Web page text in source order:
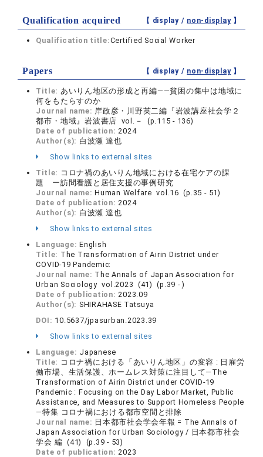
Qualification acquired 【 display / non-display】
Qualification title:Certified Social Worker
Papers 【 display / non-display】
Title: あいりん地区の形成と再編――貧困の集中は地域に
何をもたらすのか
Journal name: 岸政彦・川野英二編『岩波講座社会学２
都市・地域』岩波書店 vol.－ (p.115 - 136)
Date of publication:2024
Author(s): 白波瀬 達也
Show links to external sites
Title: コロナ禍のあいりん地域における在宅ケアの課
題 ー訪問看護と居住支援の事例研究
Journal name:Human Welfare vol.16 (p.35 - 51)
Date of publication:2024
Author(s): 白波瀬 達也
Show links to external sites
Language:English
Title: The Transformation of Airin District under
COVID-19 Pandemic:
Journal name: The Annals of Japan Association for
Urban Sociology vol.2023 (41) (p.39 - )
Date of publication:2023.09
Author(s): SHIRAHASE Tatsuya
DOI: 10.5637/jpasurban.2023.39
Show links to external sites
Language: Japanese
Title: コロナ禍における「あいりん地区」の変容 : 日雇労
働市場、生活保護、ホームレス対策に注目して—The
Transformation of Airin District under COVID-19
Pandemic : Focusing on the Day Labor Market, Public
Assistance, and Measures to Support Homeless People
—特集 コロナ禍における都市空間と排除
Journal name: 日本都市社会学会年報 = The Annals of
Japan Association for Urban Sociology / 日本都市社会
学会 編 (41) (p.39 - 53)
Date of publication:2023